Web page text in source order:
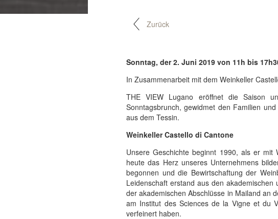
Zurück
Sonntag, der 2. Juni 2019 von 11h bis
In Zusammenarbeit mit dem Weinkeller
THE VIEW Lugano eröffnet die Saison
Sonntagsbrunch, gewidmet den Familien
aus dem Tessin.
Weinkeller Castello di Cantone
Unsere Geschichte beginnt 1990, als er
heute das Herz unseres Unternehmens
begonnen und die Bewirtschaftung der
Leidenschaft erstand aus den
der akademischen Abschlüsse in Mailand an
am Institut des Sciences de la Vigne et du
verfeinert haben.